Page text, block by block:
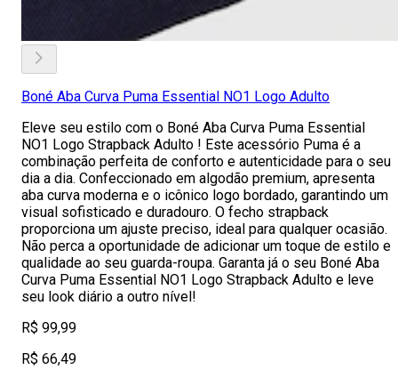
Boné Aba Curva Puma Essential NO1 Logo Adulto
Eleve seu estilo com o Boné Aba Curva Puma Essential
NO1 Logo Strapback Adulto ! Este acessório Puma é a
combinação perfeita de conforto e autenticidade para o seu
dia a dia. Confeccionado em algodão premium, apresenta
aba curva moderna e o icônico logo bordado, garantindo um
visual sofisticado e duradouro. O fecho strapback
proporciona um ajuste preciso, ideal para qualquer ocasião.
Não perca a oportunidade de adicionar um toque de estilo e
qualidade ao seu guarda-roupa. Garanta já o seu Boné Aba
Curva Puma Essential NO1 Logo Strapback Adulto e leve
seu look diário a outro nível!
R$ 99,99
R$ 66,49